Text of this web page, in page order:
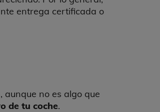
entrega certificada o
aunque no es algo que
de tu coche.